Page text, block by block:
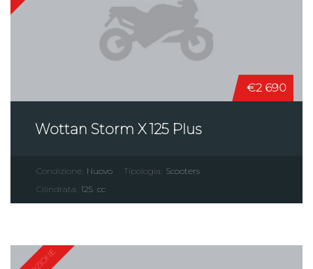
€2 690
Wottan Storm X 125 Plus
Condizione: Nuovo Tipologia: Scooters
Cilindrata: 125 cc